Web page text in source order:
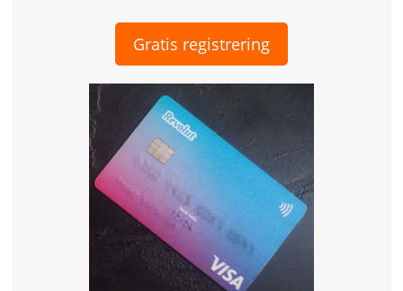
Gratis registrering